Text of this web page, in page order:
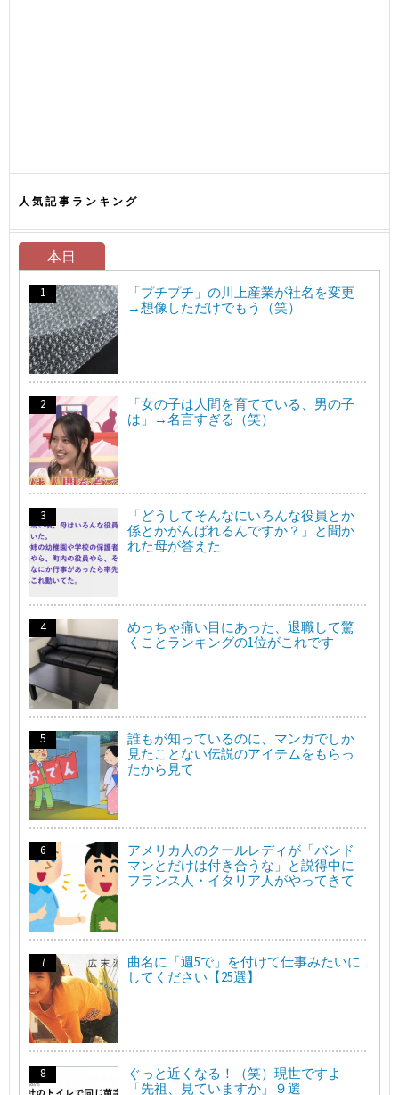
人気記事ランキング
本日
「プチプチ」の川上産業が社名を変更
→想像しただけでもう（笑）
「女の子は人間を育てている、男の子
は」→名言すぎる（笑）
「どうしてそんなにいろんな役員とか
係とかがんばれるんですか？」と聞か
れた母が答えた
めっちゃ痛い目にあった、退職して驚
くことランキングの1位がこれです
誰もが知っているのに、マンガでしか
見たことない伝説のアイテムをもらっ
たから見て
アメリカ人のクールレディが「バンド
マンとだけは付き合うな」と説得中に
フランス人・イタリア人がやってきて
曲名に「週5で」を付けて仕事みたいに
してください【25選】
ぐっと近くなる！（笑）現世ですよ
「先祖、見ていますか」９選